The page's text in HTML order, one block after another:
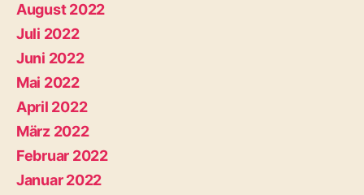
August 2022
Juli 2022
Juni 2022
Mai 2022
April 2022
März 2022
Februar 2022
Januar 2022